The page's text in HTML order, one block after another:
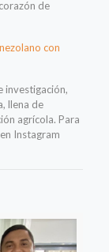
de
con
investigación,
llena de
agrícola. Para
Instagram